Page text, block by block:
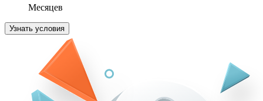
Месяцев
Узнать условия